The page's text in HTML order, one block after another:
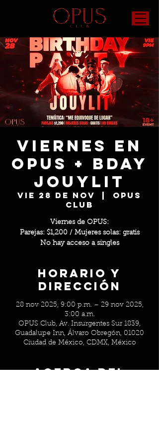
Viernes en
OPUS + Bday
Jouylit
vie 28 de nov
OPUS
Club
Viernes de OPUS:
Parejas: $1,200 / Mujeres solas: gratis
No hay acceso a singles
Horario y
Dirección
28 nov 2025, 9:00 p.m. – 29 nov 2025,
3:00 a.m.
OPUS Club, Av. Insurgentes Sur 1839,
Guadalupe Inn, Álvaro Obregón, 01020
Ciudad de México, CDMX, México
Acerca del